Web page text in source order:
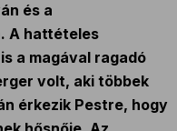
és a
A hattételes
a magával ragadó
volt, aki többek
érkezik Pestre, hogy